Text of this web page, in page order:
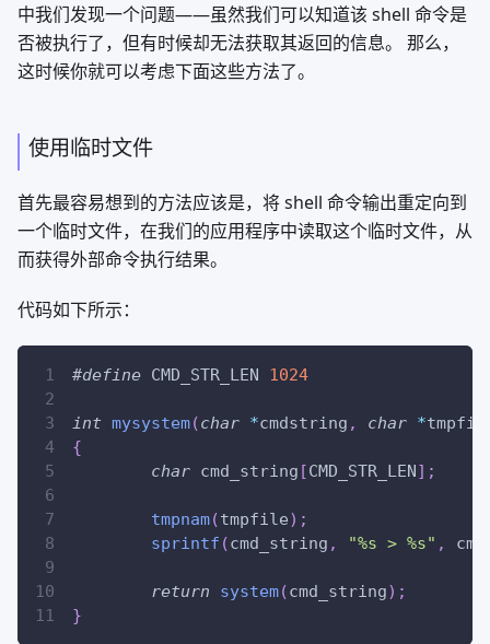
中我们发现一个问题——虽然我们可以知道该 shell 命令是
否被执行了，但有时候却无法获取其返回的信息。 那么，
这时候你就可以考虑下面这些方法了。
使用临时文件
首先最容易想到的方法应该是，将 shell 命令输出重定向到
一个临时文件，在我们的应用程序中读取这个临时文件，从
而获得外部命令执行结果。
代码如下所示：
#define CMD_STR_LEN 1024
int mysystem(char *cmdstring , char *
{
char cmd_string [CMD_STR_LEN] ;
tmpnam(tmpfile) ;
sprintf (cmd_string , "%s > %s" ,
return system(cmd_string) ;
}